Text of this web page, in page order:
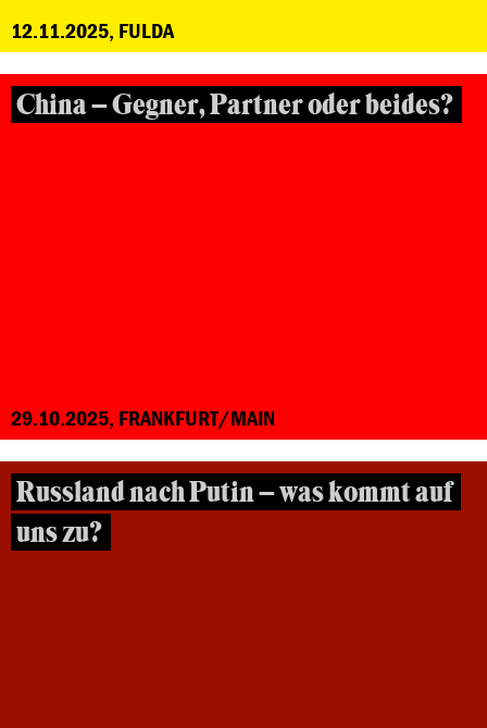
12.11.2025, FULDA
China – Gegner, Partner oder beides?
29.10.2025, FRANKFURT/MAIN
Russland nach Putin – was kommt auf
uns zu?